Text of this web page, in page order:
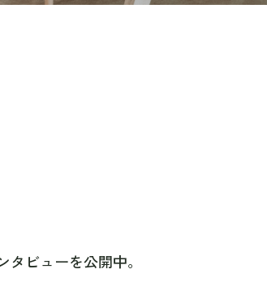
ビューを公開中。